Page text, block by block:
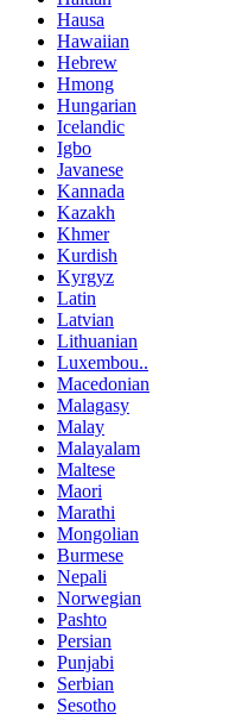
Hausa
Hawaiian
Hebrew
Hmong
Hungarian
Icelandic
Igbo
Javanese
Kannada
Kazakh
Khmer
Kurdish
Kyrgyz
Latin
Latvian
Lithuanian
Luxembou..
Macedonian
Malagasy
Malay
Malayalam
Maltese
Maori
Marathi
Mongolian
Burmese
Nepali
Norwegian
Pashto
Persian
Punjabi
Serbian
Sesotho